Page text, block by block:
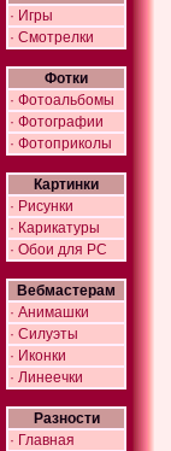
· Игры
· Смотрелки
Фотки
· Фотоальбомы
· Фотографии
· Фотоприколы
Картинки
· Рисунки
· Карикатуры
· Обои для PC
Вебмастерам
· Анимашки
· Силуэты
· Иконки
· Линеечки
Разности
· Главная